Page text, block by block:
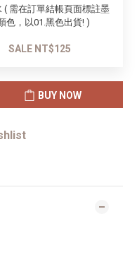
( 需在訂單結帳頁面標註墨
色，以01.黑色出貨! )
SALE NT$125
BUY NOW